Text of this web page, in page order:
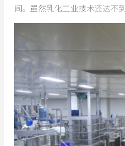
间。虽然乳化工业技术还达不